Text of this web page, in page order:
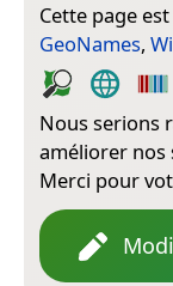
Cette page
GeoNames,
Nous serions
améliorer nos
Merci pour